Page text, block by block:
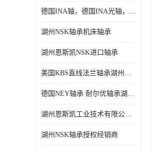
德国INA进口轴承
德国INA轴，德国INA光轴，德国依纳光轴
湖州NSK轴承机床轴承
湖州恩斯凯NSK进口轴承
美国KBS直线法兰轴承湖州KBS轴承
德国NEY轴承 耐尔优轴承湖州代理商
湖州恩斯凯工业技术有限公司NSK轴承*经销商
湖州NSK轴承授权经销商